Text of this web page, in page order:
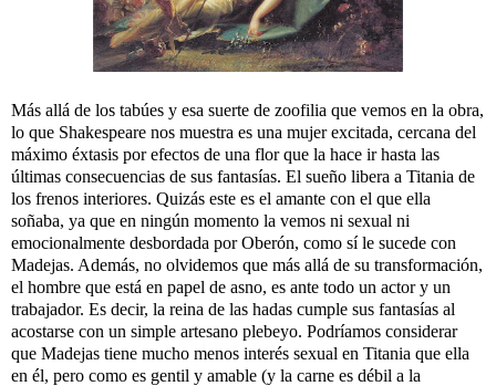
Más allá de los tabúes y esa suerte de zoofilia que vemos en la obra,
lo que Shakespeare nos muestra es una mujer excitada, cercana del
máximo éxtasis por efectos de una flor que la hace ir hasta las
últimas consecuencias de sus fantasías. El sueño libera a Titania de
los frenos interiores. Quizás este es el amante con el que ella
soñaba, ya que en ningún momento la vemos ni sexual ni
emocionalmente desbordada por Oberón, como sí le sucede con
Madejas. Además, no olvidemos que más allá de su transformación,
el hombre que está en papel de asno, es ante todo un actor y un
trabajador. Es decir, la reina de las hadas cumple sus fantasías al
acostarse con un simple artesano plebeyo. Podríamos considerar
que Madejas tiene mucho menos interés sexual en Titania que ella
en él, pero como es gentil y amable (y la carne es débil a la